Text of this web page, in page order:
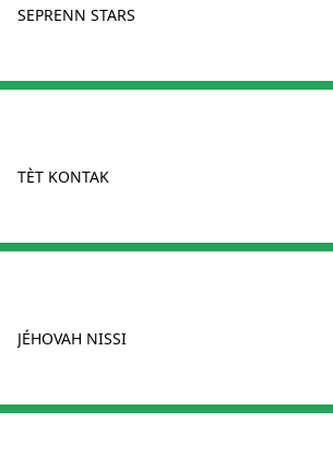
SEPRENN STARS
TÈT KONTAK
JÉHOVAH NISSI